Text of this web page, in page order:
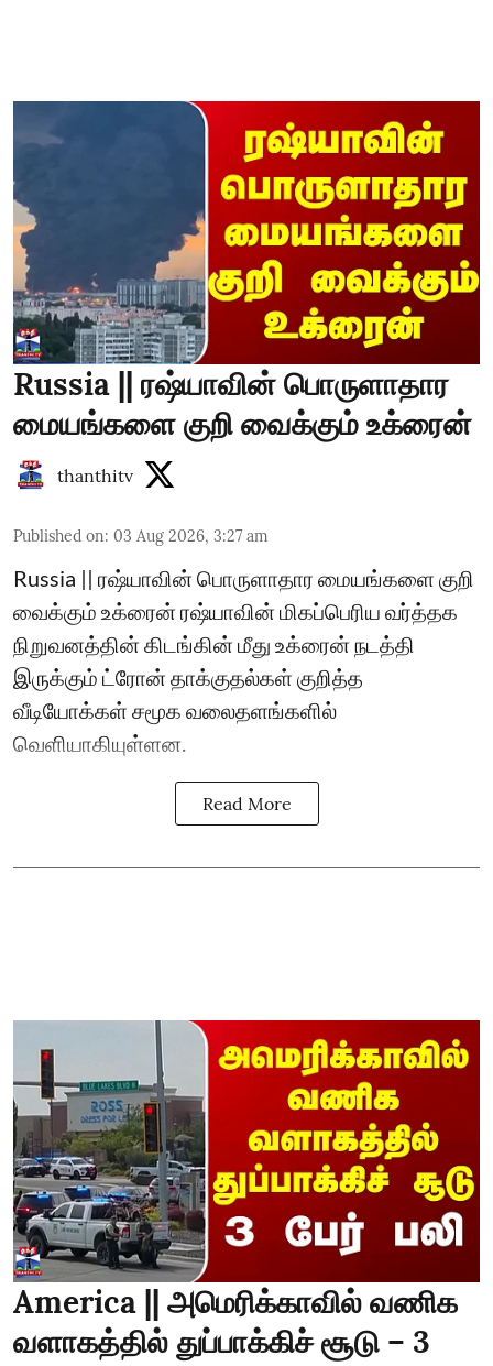
Russia || ரஷ்யாவின் பொருளாதார
மையங்களை குறி வைக்கும் உக்ரைன்
thanthitv
Published on: 03 Aug 2026, 3:27 am
Russia || ரஷ்யாவின் பொருளாதார மையங்களை குறி
வைக்கும் உக்ரைன் ரஷ்யாவின் மிகப்பெரிய வர்த்தக
நிறுவனத்தின் கிடங்கின் மீது உக்ரைன் நடத்தி
இருக்கும் ட்ரோன் தாக்குதல்கள் குறித்த
வீடியோக்கள் சமூக வலைதளங்களில்
வெளியாகியுள்ளன.
Read More
America || அமெரிக்காவில் வணிக
வளாகத்தில் துப்பாக்கிச் சூடு – 3